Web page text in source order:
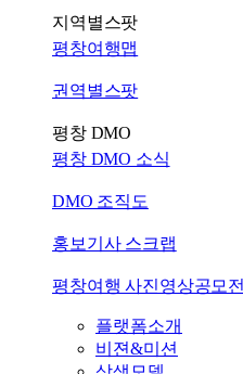
지역별스팟
평창여행맵
권역별스팟
평창 DMO
평창 DMO 소식
DMO 조직도
홍보기사 스크랩
평창여행 사진영상공모전
플랫폼소개
비젼&미션